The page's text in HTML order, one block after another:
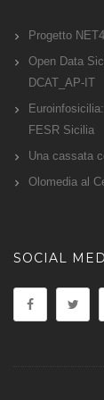
Progetto
Open Data
DCAT_AP-IT
FESR Sicilia
Una cassata
Olomedia al
SOCIAL